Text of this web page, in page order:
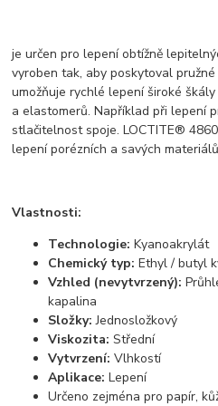
je určen pro lepení obtížně
vyroben tak, aby poskytoval
umožňuje rychlé lepení široké
a elastomerů. Například při lepení
stlačitelnost spoje. LOCTITE®
lepení porézních a savých
Vlastnosti:
Technologie:Kyanoakrylát
Chemický typ: Ethyl / butyl
Vzhled (nevytvrzený):
kapalina
Složky: Jednosložkový
Viskozita: Střední
Vytvrzení:Vlhkostí
Aplikace:Lepení
Určeno zejména pro papír,